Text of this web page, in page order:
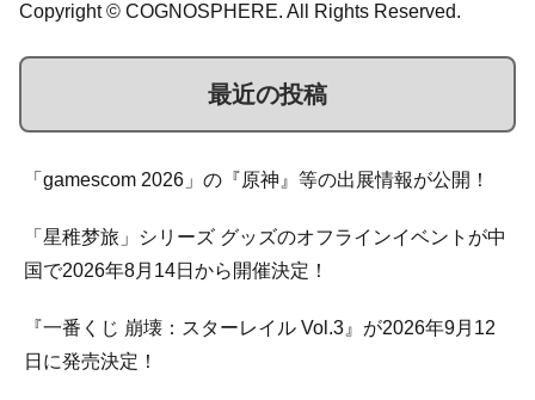
Copyright © COGNOSPHERE. All Rights Reserved.
最近の投稿
「gamescom 2026」の『原神』等の出展情報が公開！
「星稚梦旅」シリーズ グッズのオフラインイベントが中
国で2026年8月14日から開催決定！
『一番くじ 崩壊：スターレイル Vol.3』が2026年9月12
日に発売決定！